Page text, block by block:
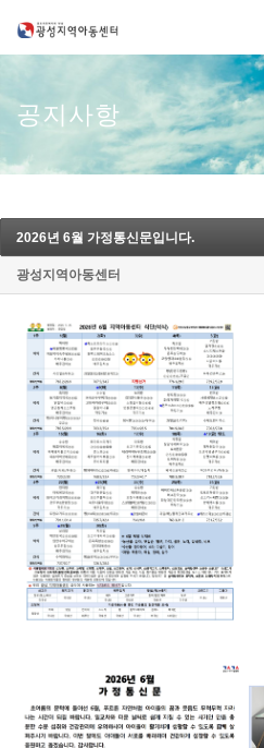
공지사항
2026년 6월 가정통신문입니다.
광성지역아동센터